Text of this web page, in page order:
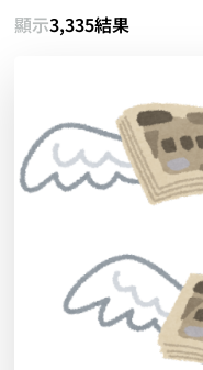
顯示3,335結果